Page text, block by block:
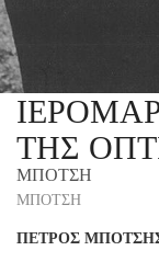
ΤΗΣ
ΜΠΟΤΣΗ
ΜΠΟΤΣΗ
ΠΕΤΡΟΣ